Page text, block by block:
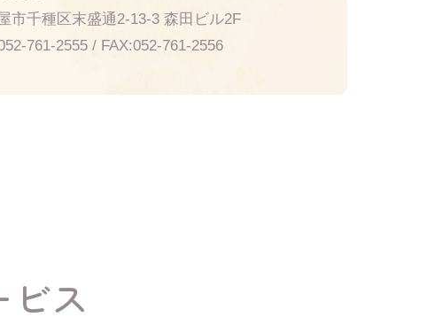
市千種区末盛通2-13-3 森田ビル2F
761-2555 / FAX:052-761-2556
ビス